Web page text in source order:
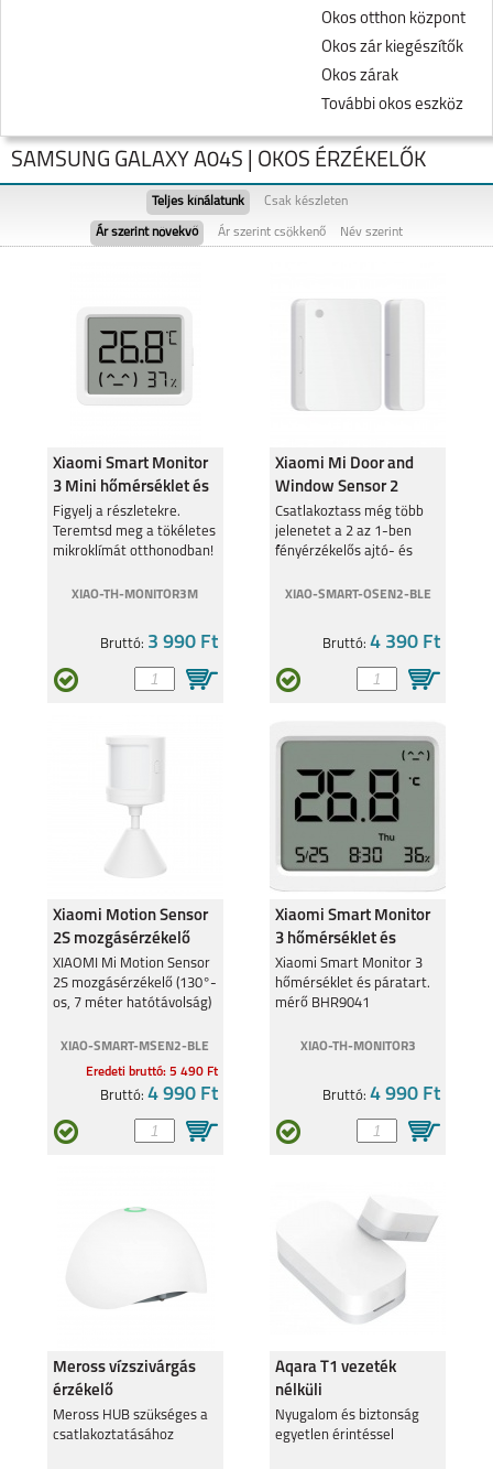
Okos otthon központ
Okos zár kiegészítők
Okos zárak
További okos eszköz
SAMSUNG GALAXY
SAMSUNG GALAXY
FOLD8 ULTRA
SAMSUNG GALAXY
FLIP8
SAMSUNG GALAXY
S26
SAMSUNG GALAXY
SAMSUNG GALAXY
A57
S25 EDGE
SAMSUNG GALAXY
SAMSUNG GALAXY Z
FOLD7
SAMSUNG GALAXY A04S | OKOS ÉRZÉKELŐK
Teljes kínálatunk Csak készleten
Ár szerint növekvő Ár szerint csökkenő Név szerint
Xiaomi Smart Monitor
3 Mini hőmérséklet és
páratart. mérő QBH431
Figyelj a részletekre.
Teremtsd meg a tökéletes
mikroklímát otthonodban!
XIAO-TH-MONITOR3M
Bruttó: 3 990 Ft
Xiaomi Mi Door and
Window Sensor 2
nyitásérzékelő
BHR5154
Csatlakoztass még több
jelenetet a 2 az 1-ben
fényérzékelős ajtó- és
XIAO-SMART-OSEN2-BLE
Bruttó:4 390 Ft
Xiaomi Motion Sensor
2S mozgásérzékelő
(BLE) BHR8995
XIAOMI Mi Motion Sensor
2S mozgásérzékelő (130°-
os, 7 méter hatótávolság)
XIAO-SMART-MSEN2-BLE
Eredeti bruttó: 5 490 Ft
Bruttó: 4 990 Ft
Xiaomi Smart Monitor
3 hőmérséklet és
páratart. mérő
BHR9041
Xiaomi Smart Monitor 3
hőmérséklet és páratart.
mérő BHR9041
XIAO-TH-MONITOR3
Bruttó:4 990 Ft
Meross vízszivárgás
érzékelő
Meross HUB szükséges a
csatlakoztatásához
Aqara T1 vezeték
nélküli
ajtó/ablaknyitás
érzékelő
Nyugalom és biztonság
egyetlen érintéssel